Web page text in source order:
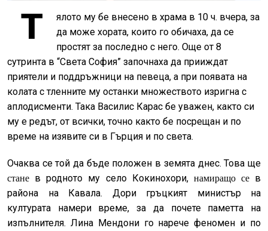
Т
ялото му бе внесено в храма в 10 ч. вчера, за
да може хората, които го обичаха, да се
простят за последно с него. Още от 8
сутринта в “Света София” започнаха да прииждат
приятели и поддръжници на певеца, а при появата на
колата с тленните му останки множеството изригна с
аплодисменти. Така Василис Карас бе уважен, както си
му е редът, от всички, точно както бе посрещан и по
време на изявите си в Гърция и по света.
Очаква се той да бъде положен в земята днес. Това ще
стане в родното му село Кокинохори, намиращо сев
района на Кавала. Дори гръцкият министър на
културата намери време, за да почете паметта на
изпълнителя. Лина Мендони го нарече феномен и по